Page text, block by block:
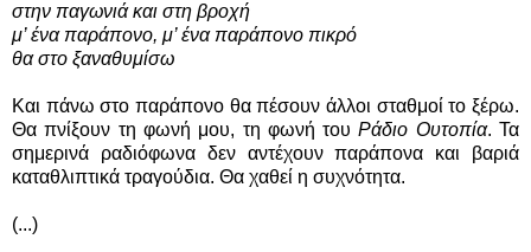
στην παγωνιά και στη βροχή
μ’ ένα παράπονο, μ’ ένα παράπονο πικρό
θα στο ξαναθυμίσω
Και πάνω στο παράπονο θα πέσουν άλλοι σταθμοί το ξέρω.
Θα πνίξουν τη φωνή μου, τη φωνή τουΡάδιο Ουτοπία. Τα
σημερινά ραδιόφωνα δεν αντέχουν παράπονα και βαριά
καταθλιπτικά τραγούδια. Θα χαθεί η συχνότητα.
(...)